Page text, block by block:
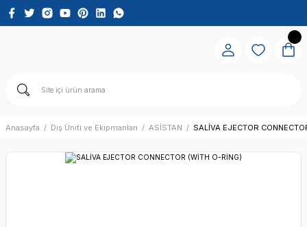
Anasayfa Diş Üniti ve Ekipmanları ASİSTAN SALİVA EJECTOR